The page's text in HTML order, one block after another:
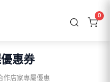
0
惠券
作店家專屬優惠